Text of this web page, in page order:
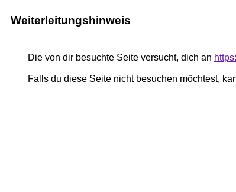
Weiterleitungshinweis
Die von dir besuchte Seite versucht, dich an
Falls du diese Seite nicht besuchen möchtest,